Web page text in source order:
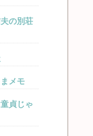
の別荘
メモ
貞じゃ